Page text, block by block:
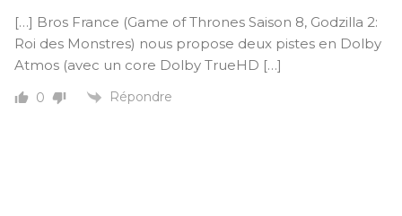
[…] Bros France (Game of Thrones Saison 8, Godzilla 2:
Roi des Monstres) nous propose deux pistes en Dolby
Atmos (avec un core Dolby TrueHD […]
0 Répondre